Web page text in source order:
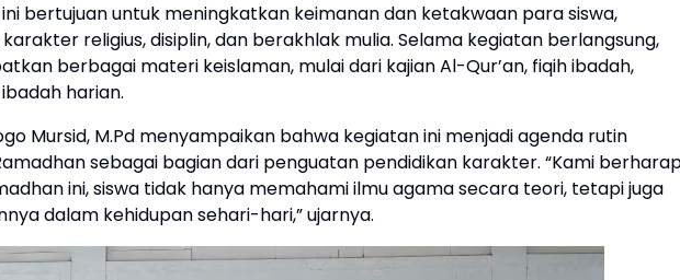
bertujuan untuk meningkatkan keimanan dan ketakwaan para siswa,
religius, disiplin, dan berakhlak mulia. Selama kegiatan berlangsung,
berbagai materi keislaman, mulai dari kajian Al-Qur’an, fiqih ibadah,
harian.
Mursid, M.Pd menyampaikan bahwa kegiatan ini menjadi agenda rutin
sebagai bagian dari penguatan pendidikan karakter. “Kami
ini, siswa tidak hanya memahami ilmu agama secara teori, tetapi juga
dalam kehidupan sehari-hari,” ujarnya.